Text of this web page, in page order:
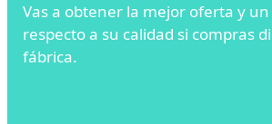
Vas a obtener la mejor oferta y
respecto a su calidad si compras
fábrica.